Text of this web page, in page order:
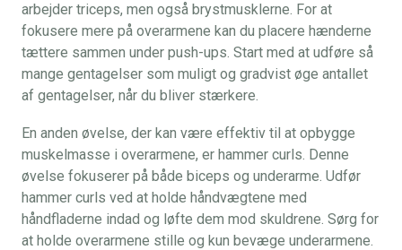
arbejder triceps, men også brystmusklerne. For at
fokusere mere på overarmene kan du placere hænderne
tættere sammen under push-ups. Start med at udføre så
mange gentagelser som muligt og gradvist øge antallet
af gentagelser, når du bliver stærkere.
En anden øvelse, der kan være effektiv til at opbygge
muskelmasse i overarmene, er hammer curls. Denne
øvelse fokuserer på både biceps og underarme. Udfør
hammer curls ved at holde håndvægtene med
håndfladerne indad og løfte dem mod skuldrene. Sørg for
at holde overarmene stille og kun bevæge underarmene.